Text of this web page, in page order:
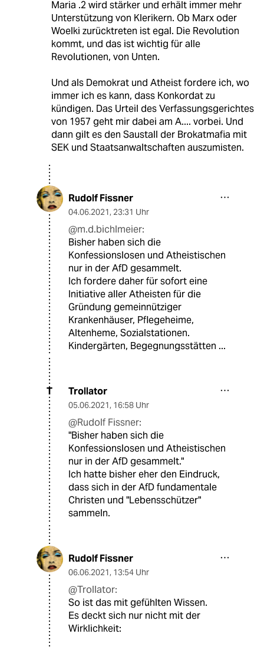
Maria .2 wird stärker und erhält immer mehr
Unterstützung von Klerikern. Ob Marx oder
Woelki zurücktreten ist egal. Die Revolution
kommt, und das ist wichtig für alle
Revolutionen, von Unten.
Und als Demokrat und Atheist fordere ich, wo
immer ich es kann, dass Konkordat zu
kündigen. Das Urteil des Verfassungsgerichtes
von 1957 geht mir dabei am A.... vorbei. Und
dann gilt es den Saustall der Brokatmafia mit
SEK und Staatsanwaltschaften auszumisten.
Rudolf Fissner
04.06.2021, 23:31 Uhr
@m.d.bichlmeier:
Bisher haben sich die
Konfessionslosen und Atheistischen
nur in der AfD gesammelt.
Ich fordere daher für sofort eine
Initiative aller Atheisten für die
Gründung gemeinnütziger
Krankenhäuser, Pflegeheime,
Altenheme, Sozialstationen.
Kindergärten, Begegnungsstätten ...
T Trollator
05.06.2021, 16:58 Uhr
@Rudolf Fissner:
"Bisher haben sich die
Konfessionslosen und Atheistischen
nur in der AfD gesammelt."
Ich hatte bisher eher den Eindruck,
dass sich in der AfD fundamentale
Christen und "Lebensschützer"
sammeln.
Rudolf Fissner
06.06.2021, 13:54 Uhr
@Trollator:
So ist das mit gefühlten Wissen.
Es deckt sich nur nicht mit der
Wirklichkeit: